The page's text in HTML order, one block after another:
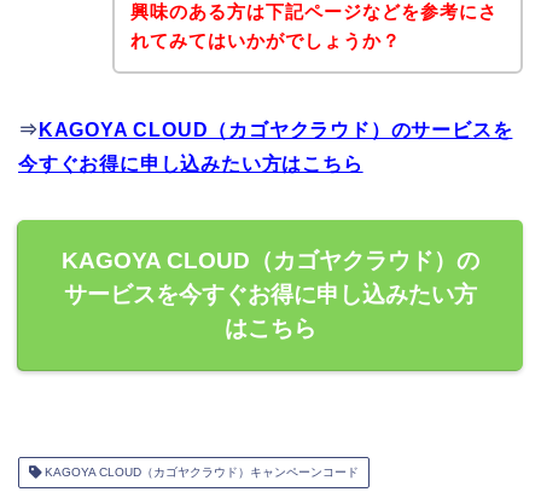
興味のある方は下記ページなどを参考にさ
れてみてはいかがでしょうか？
⇒ KAGOYA CLOUD（カゴヤクラウド）のサービスを
今すぐお得に申し込みたい方はこちら
KAGOYA CLOUD（カゴヤクラウド）の
サービスを今すぐお得に申し込みたい方
はこちら
KAGOYA CLOUD（カゴヤクラウド）キャンペーンコード